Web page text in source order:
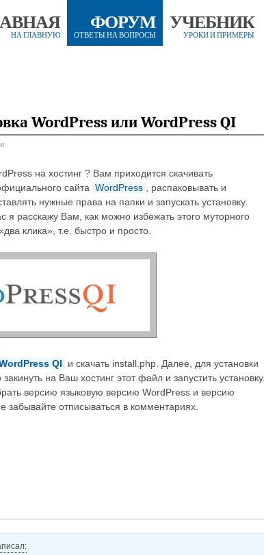
НА ГЛАВНУЮ
ФОРУМ
ОТВЕТЫ НА ВОПРОСЫ
УЧЕБНИК
УРОКИ И ПРИМЕРЫ
WordPress или WordPress QI
на хостинг ? Вам приходится скачивать
сайта WordPress
, распаковывать и
нужные права на папки и запускать установку.
я расскажу Вам, как можно избежать этого муторного
клика», т.е. быстро и просто.
QI
и скачать install.php. Далее, для установки
на Ваш хостинг этот файл и запустить установку.
версию языковую версию WordPress и версию
забывайте отписываться в комментариях.